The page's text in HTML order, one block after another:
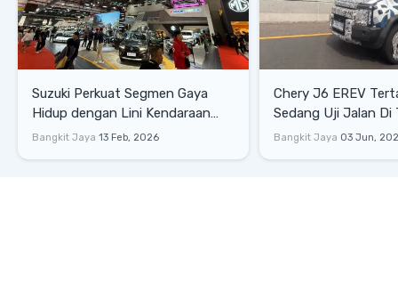
Suzuki Perkuat Segmen Gaya
Hidup dengan Lini Kendaraan
Multi-Kebutuhan di IIMS 2026
Bangkit Jaya 13 Feb, 2026
Chery J6 EREV
Sedang Uji Jalan Di
Bangkit Jaya 03 Jun,